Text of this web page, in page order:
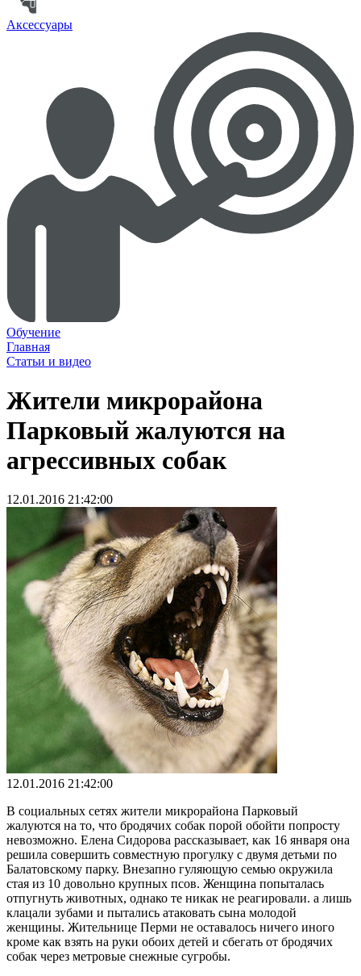
Аксессуары
Обучение
Главная
Статьи и видео
Жители микрорайона
Парковый жалуются на
агрессивных собак
12.01.2016 21:42:00
12.01.2016 21:42:00
В социальных сетях жители микрорайона Парковый
жалуются на то, что бродячих собак порой обойти попросту
невозможно. Елена Сидорова рассказывает, как 16 января она
решила совершить совместную прогулку с двумя детьми по
Балатовскому парку. Внезапно гуляющую семью окружила
стая из 10 довольно крупных псов. Женщина попыталась
отпугнуть животных, однако те никак не реагировали. а лишь
клацали зубами и пытались атаковать сына молодой
женщины. Жительнице Перми не оставалось ничего иного
кроме как взять на руки обоих детей и сбегать от бродячих
собак через метровые снежные сугробы.